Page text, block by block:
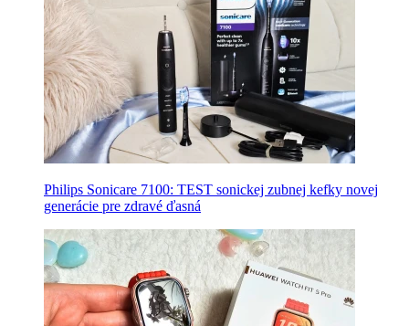
Philips Sonicare 7100: TEST sonickej zubnej kefky novej
generácie pre zdravé ďasná